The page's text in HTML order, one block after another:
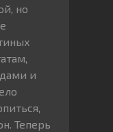
но
и
Теперь